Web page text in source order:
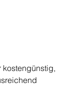
kostengünstig,